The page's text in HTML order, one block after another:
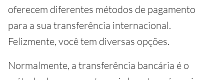
oferecem diferentes métodos de pagamento
para a sua transferência internacional.
Felizmente, você tem diversas opções.
Normalmente, a transferência bancária é o